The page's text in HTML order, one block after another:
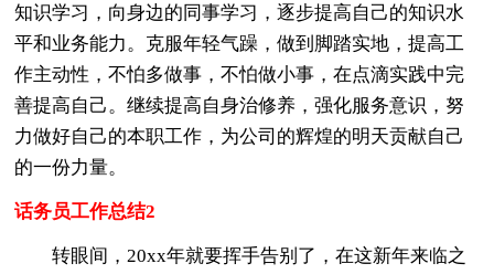
知识学习，向身边的同事学习，逐步提高自己的知识水
平和业务能力。克服年轻气躁，做到脚踏实地，提高工
作主动性，不怕多做事，不怕做小事，在点滴实践中完
善提高自己。继续提高自身治修养，强化服务意识，努
力做好自己的本职工作，为公司的辉煌的明天贡献自己
的一份力量。
话务员工作总结2
转眼间，20xx年就要挥手告别了，在这新年来临之